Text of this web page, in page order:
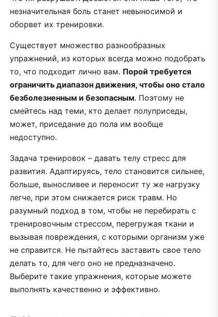
незначительная боль станет невыносимой и
оборвет их тренировки.
Существует множество разнообразных
упражнений, из которых всегда можно подобрать
то, что подходит лично вам. Порой требуется
ограничить диапазон движения, чтобы оно стало
безболезненным и безопасным. Поэтому не
смейтесь над теми, кто делает полуприседы,
может, приседание до пола им вообще
недоступно.
Задача тренировок – давать телу стресс для
развития. Адаптируясь, тело становится сильнее,
больше, выносливее и переносит ту же нагрузку
легче, при этом снижается риск травм. Но
разумный подход в том, чтобы не перебирать с
тренировочным стрессом, перегружая ткани и
вызывая повреждения, с которыми организм уже
не справится. Не пытайтесь заставить свое тело
делать то, для чего оно не предназначено.
Выберите такие упражнения, которые можете
выполнять качественно и эффективно.